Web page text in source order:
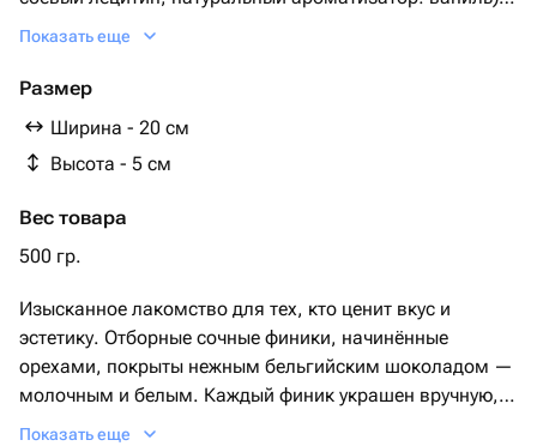
Начинка из фундука, миндаля и грецкого ореха.
малина.
Лента брендированная
Показать еще
Размер
Ширина - 20 см
Высота - 5 см
Вес товара
500 гр.
Изысканное лакомство для тех, кто ценит вкус и
эстетику. Отборные сочные финики, начинённые
орехами, покрыты нежным бельгийским шоколадом —
молочным и белым. Каждый финик украшен вручную,
поэтому набор выглядит по-настоящему празднично и
Показать еще